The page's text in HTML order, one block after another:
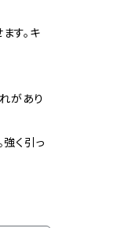
す。キ
があり
強く引っ